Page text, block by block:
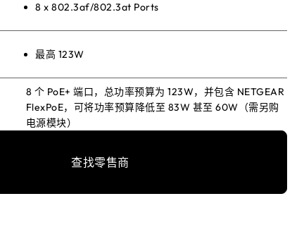
8 x 802.3af/802.3at Ports
最高 123W
8 个 PoE+ 端口，总功率预算为 123W，并包含 NETGEAR
FlexPoE，可将功率预算降低至 83W 甚至 60W（需另购
电源模块）
查找零售商